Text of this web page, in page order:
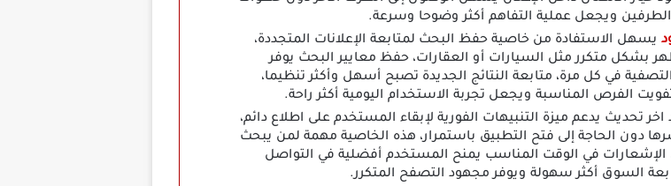
الطرفين ويجعل عملية التفاهم أكثر وضوحا وسرعة.
يسهل الاستفادة من خاصية حفظ البحث لمتابعة الإعلانات المتجددة،
بشكل متكرر مثل السيارات أو العقارات، حفظ معايير البحث يوفر
في كل مرة، متابعة النتائج الجديدة تصبح أسهل وأكثر تنظيما،
الفرص المناسبة ويجعل تجربة الاستخدام اليومية أكثر راحة.
تحديث يدعم ميزة التنبيهات الفورية لإبقاء المستخدم على اطلاع دائم،
دون الحاجة إلى فتح التطبيق باستمرار، هذه الخاصية مهمة لمن يبحث
في الوقت المناسب يمنح المستخدم أفضلية في التواصل
السوق أكثر سهولة ويوفر مجهود التصفح المتكرر.